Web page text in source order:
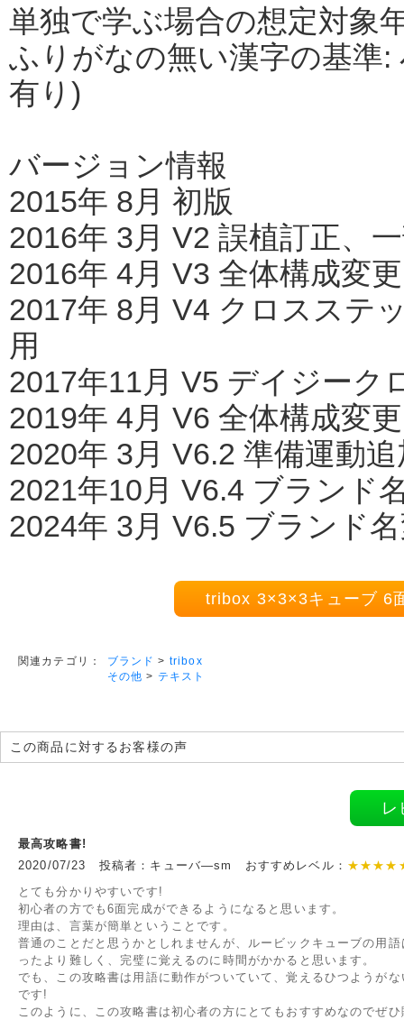
単独で学ぶ場合の想定対象
ふりがなの無い漢字の基準
有り)
バージョン情報
2015年 8月 初版
2016年 3月 V2 誤植訂正、
2016年 4月 V3 全体構成変
2017年 8月 V4 クロスステ
用
2017年11月 V5 デイジーク
2019年 4月 V6 全体構成変
2020年 3月 V6.2 準備運動
2021年10月 V6.4 ブランド
2024年 3月 V6.5 ブランド
tribox 3×3×3キューブ 6
関連カテゴリ： ブランド > tribox
その他 > テキスト
この商品に対するお客様の声
レ
最高攻略書!
2020/07/23 投稿者：キューバ―sm おすすめレベル：
とても分かりやすいです!
初心者の方でも6面完成ができるようになると思います。
理由は、言葉が簡単ということです。
普通のことだと思うかとしれませんが、ルービックキューブの用語
ったより難しく、完璧に覚えるのに時間がかかると思います。
でも、この攻略書は用語に動作がついていて、覚えるひつようがな
です!
このように、この攻略書は初心者の方にとてもおすすめなのでぜひ